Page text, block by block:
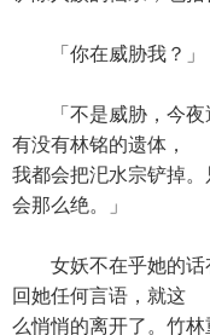
「你在威胁我？」
「不是威胁，今夜
有没有林铭的遗体，
我都会把汜水宗铲掉
会那么绝。」
女妖不在乎她的话
回她任何言语，就这
么悄悄的离开了。竹